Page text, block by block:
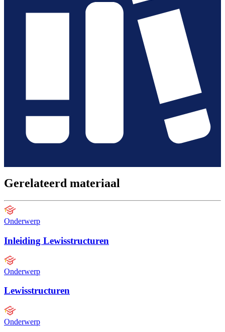
Gerelateerd materiaal
Onderwerp
Inleiding Lewisstructuren
Onderwerp
Lewisstructuren
Onderwerp